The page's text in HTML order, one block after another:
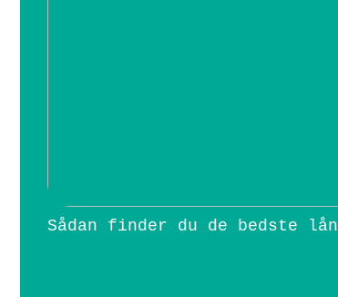
Sådan finder du de bedste lån